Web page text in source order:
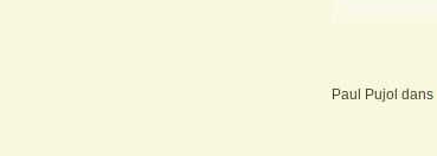
Paul Pujol dans